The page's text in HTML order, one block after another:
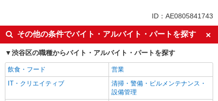
社会保険あり
社員登用あり
週2～3日勤務OK
短時間勤務（1日4h以内）OK
深夜
副業・WワークOK
まかない・食事補助
ID：AE0805841743
その他の条件でバイト・アルバイト・パートを探す
渋谷区の職種からバイト・アルバイト・パートを探す
飲食・フード
営業
IT・クリエイティブ
清掃・警備・ビルメンテナンス・
設備管理